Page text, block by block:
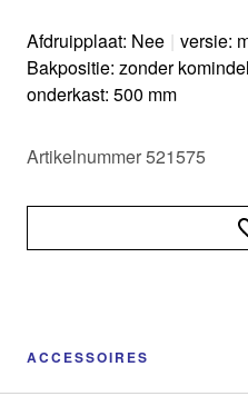
Afdruipplaat: Nee | versie:
Bakpositie: zonder
onderkast: 500 mm
Artikelnummer 521575
ACCESSOIRES